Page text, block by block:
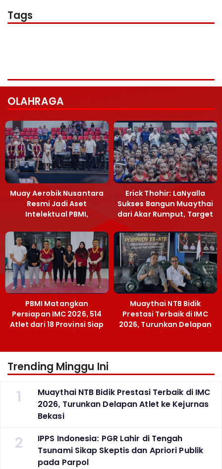
Tags
OLAHRAGA
Muay Aerobik Nusantara
Resmi Jadi Aset
Intelektual PBMI,
Terobosan Bangun
Grassroots
Erick Thohir: LaNyalla
Sukses Bangun Muaythai
dari Akar Rumput, Target
PBMI Matangkan
Persiapan IMC 2026, 514
Atlet dari 18 Provinsi Siap
Berlaga Besok di Bekasi
Muaythai NTB Bidik
Prestasi Terbaik di IMC
2026, Turunkan Delapan
Atlet ke Kejurnas Bekasi
Trending Minggu Ini
1
Muaythai NTB Bidik Prestasi Terbaik di IMC
2026, Turunkan Delapan Atlet ke Kejurnas
Bekasi
2
IPPS Indonesia: PGR Lahir di Tengah
Tsunami Sikap Skeptis dan Apriori Publik
pada Parpol